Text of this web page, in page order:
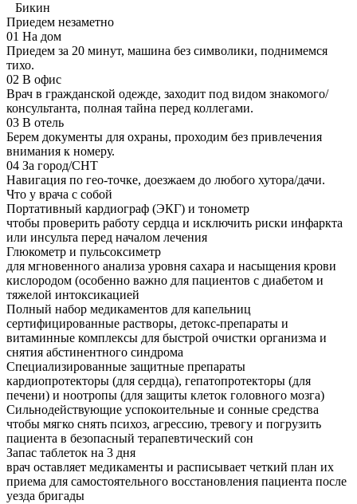
Бикин
Приедем незаметно
01 На дом
Приедем за 20 минут, машина без символики, поднимемся
тихо.
02 В офис
Врач в гражданской одежде, заходит под видом знакомого/
консультанта, полная тайна перед коллегами.
03 В отель
Берем документы для охраны, проходим без привлечения
внимания к номеру.
04 За город/СНТ
Навигация по гео-точке, доезжаем до любого хутора/дачи.
Что у врача с собой
Портативный кардиограф (ЭКГ) и тонометр
чтобы проверить работу сердца и исключить риски инфаркта
или инсульта перед началом лечения
Глюкометр и пульсоксиметр
для мгновенного анализа уровня сахара и насыщения крови
кислородом (особенно важно для пациентов с диабетом и
тяжелой интоксикацией
Полный набор медикаментов для капельниц
сертифицированные растворы, детокс-препараты и
витаминные комплексы для быстрой очистки организма и
снятия абстинентного синдрома
Специализированные защитные препараты
кардиопротекторы (для сердца), гепатопротекторы (для
печени) и ноотропы (для защиты клеток головного мозга)
Сильнодействующие успокоительные и сонные средства
чтобы мягко снять психоз, агрессию, тревогу и погрузить
пациента в безопасный терапевтический сон
Запас таблеток на 3 дня
врач оставляет медикаменты и расписывает четкий план их
приема для самостоятельного восстановления пациента после
уезда бригады